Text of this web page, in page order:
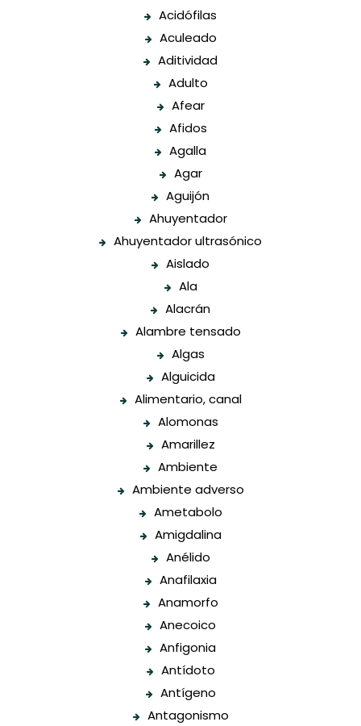
Acidófilas
Aculeado
Aditividad
Adulto
Afear
Afidos
Agalla
Agar
Aguijón
Ahuyentador
Ahuyentador ultrasónico
Aislado
Ala
Alacrán
Alambre tensado
Algas
Alguicida
Alimentario, canal
Alomonas
Amarillez
Ambiente
Ambiente adverso
Ametabolo
Amigdalina
Anélido
Anafilaxia
Anamorfo
Anecoico
Anfigonia
Antídoto
Antígeno
Antagonismo